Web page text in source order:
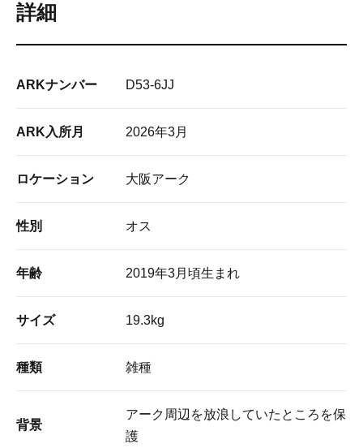
詳細
ARKナンバー D53-6JJ
ARK入所月 2026年3月
ロケーション 大阪アーク
性別 オス
年齢 2019年3月頃生まれ
サイズ 19.3kg
種類 雑種
背景
アーク周辺を放浪していたところを保
護